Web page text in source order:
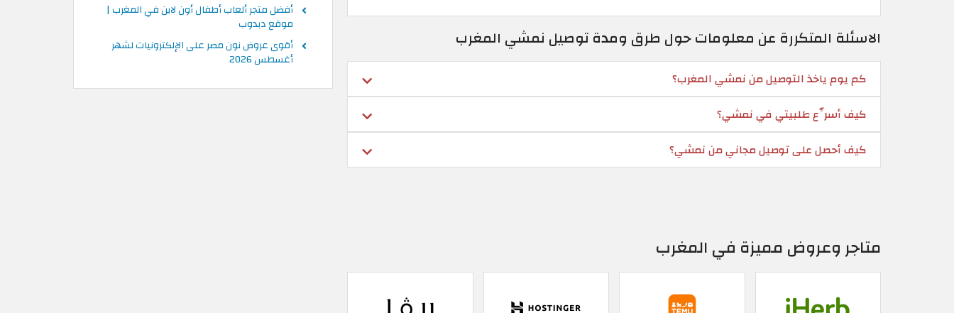
الاسئلة المتكررة عن معلومات حول طرق ومدة توصيل نمشي المغرب
كم يوم ياخذ التوصيل من نمشي المغرب؟
كيف أسرِّع طلبيتي في نمشي؟
كيف أحصل على توصيل مجاني من نمشي؟
متاجر وعروض مميزة في المغرب
أفضل متجر ألعاب أطفال أون لاين في المغرب |
موقع دبدوب
أقوى عروض نون مصر على الإلكترونيات لشهر
أغسطس 2026